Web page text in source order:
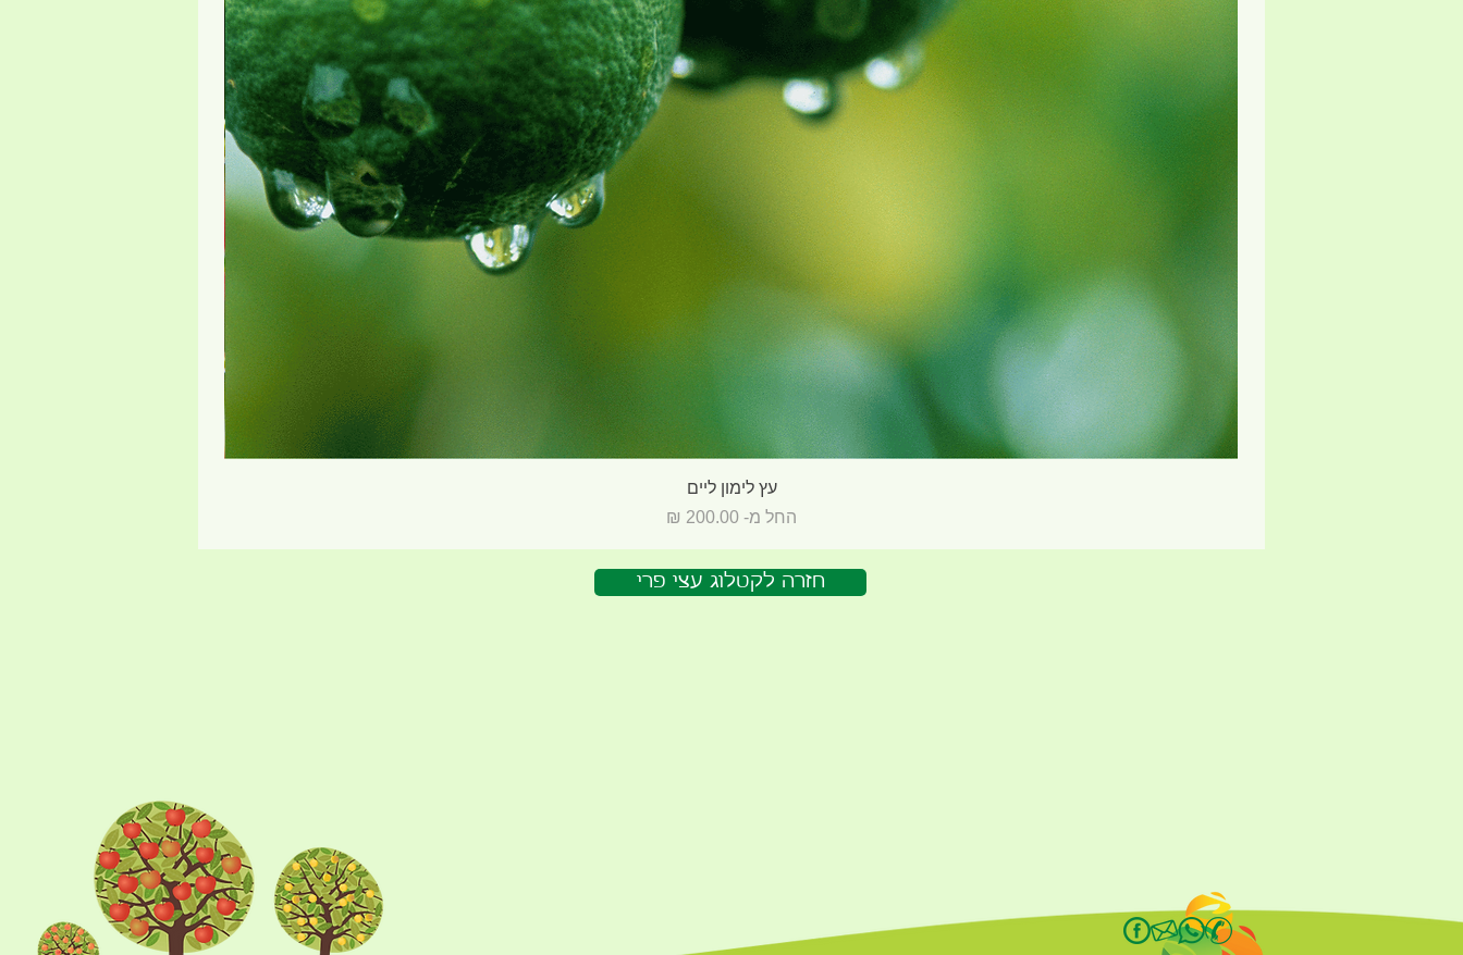
תצוגה מהירה
עץ לימון ליים
החל מ-
מחיר מבצע
חזרה לקטלוג עצי פרי